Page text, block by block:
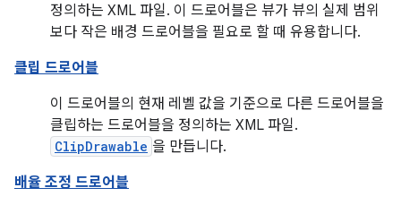
정의하는 XML 파일. 이 드로어블은 뷰가 뷰의 실제 범위
보다 작은 배경 드로어블을 필요로 할 때 유용합니다.
클립 드로어블
이 드로어블의 현재 레벨 값을 기준으로 다른 드로어블을
클립하는 드로어블을 정의하는 XML 파일.
ClipDrawable 을 만듭니다.
배율 조정 드로어블